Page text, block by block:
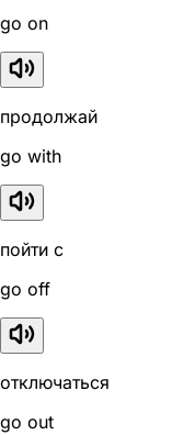
go on
продолжай
go with
пойти с
go off
отключаться
go out